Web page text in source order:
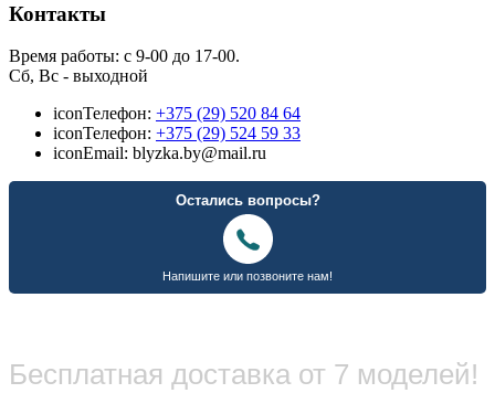
Контакты
Время работы: с 9-00 до 17-00.
Сб, Вс - выходной
iconТелефон: +375 (29) 520 84 64
iconТелефон: +375 (29) 524 59 33
iconEmail: blyzka.by@mail.ru
Бесплатная доставка от 7 моделей!